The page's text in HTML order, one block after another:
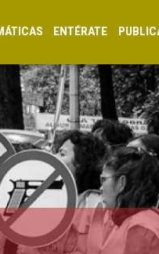
ENTÉRATE